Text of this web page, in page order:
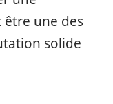
une des
solide